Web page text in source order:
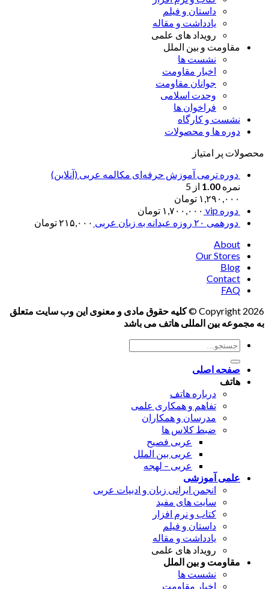
داستان و فیلم
یادداشت و مقاله
رویداد های علمی
مقاومت و بین الملل
نشست ها
اخبار مقاومت
جوانان مقاومت
وحدت اسلامی
فراخوان ها
نشست و کارگاه
دوره ها و محصولات
محصولات پر امتیاز
دوره ترمی آموزش حرفه‌ای مکالمه عربی (آنلاین)
نمره 1.00 از 5
۱,۲۹۰,۰۰۰ تومان
دوره vip
۱,۷۰۰,۰۰۰ تومان
دورهمی ۲۰ روزه عیدانه به زبان عربی
۲۱۵,۰۰۰تومان
About
Our Stores
Blog
Contact
FAQ
Copyright 2026 ©
کلیه حقوق مادی و معنوی این وب سایت متعلق
به مجموعه بین المللی هاتف می باشد
جستجو
برای:
صفحه اصلی
هاتف
درباره هاتف
تفاهم و همکاری علمی
مدرسان و همکاران
ضبط کلاس ها
عربی فصیح
عربی بین الملل
عربی – لهجه
علمی آموزشی
انجمن ایرانی زبان و ادبیات عربی
سایت های مفید
کتاب و نرم افزار
داستان و فیلم
یادداشت و مقاله
رویداد های علمی
مقاومت و بین الملل
نشست ها
اخبار مقاومت